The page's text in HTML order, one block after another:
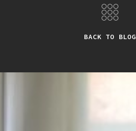
BACK TO BLOG